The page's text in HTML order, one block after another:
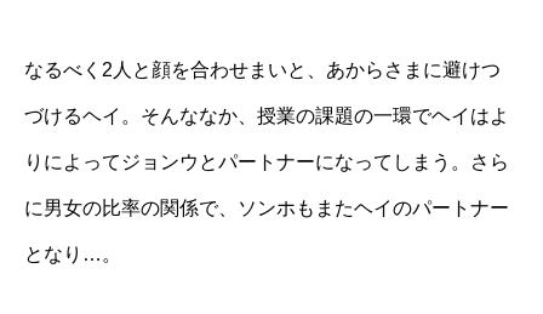
なるべく2人と顔を合わせまいと、あからさまに避けつ
づけるヘイ。そんななか、授業の課題の一環でヘイはよ
りによってジョンウとパートナーになってしまう。さら
に男女の比率の関係で、ソンホもまたヘイのパートナー
となり…。